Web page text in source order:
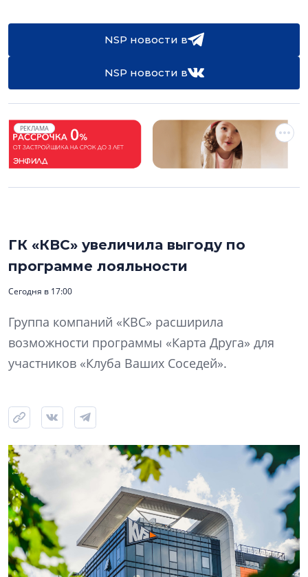
NSP новости в
NSP новости в
РЕКЛАМА
ГК «КВС» увеличила выгоду по
программе лояльности
Сегодня в 17:00
Группа компаний «КВС» расширила
возможности программы «Карта Друга» для
участников «Клуба Ваших Соседей».